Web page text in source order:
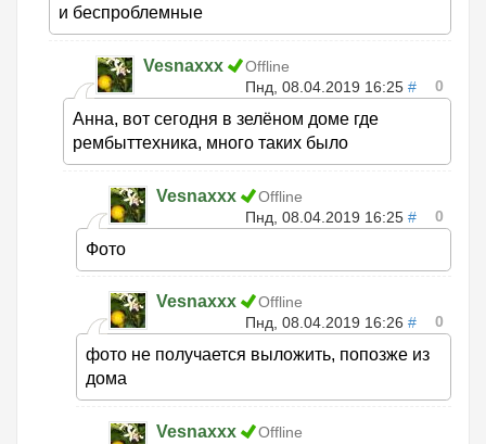
и беспроблемные
Vesnaxxx
Offline
Пнд, 08.04.2019 16:25 # 0
Анна, вот сегодня в зелёном доме где
рембыттехника, много таких было
Vesnaxxx
Offline
Пнд, 08.04.2019 16:25 # 0
Фото
Vesnaxxx
Offline
Пнд, 08.04.2019 16:26 # 0
фото не получается выложить, попозже из
дома
Vesnaxxx
Offline